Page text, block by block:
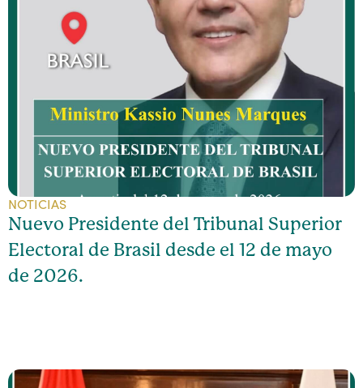
NOTICIAS
Nuevo Presidente del Tribunal Superior
Electoral de Brasil desde el 12 de mayo
de 2026.